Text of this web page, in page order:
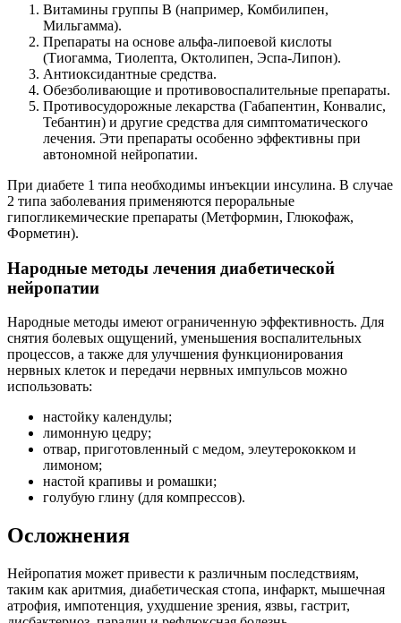
Витамины группы B (например, Комбилипен,
Мильгамма).
Препараты на основе альфа-липоевой кислоты
(Тиогамма, Тиолепта, Октолипен, Эспа-Липон).
Антиоксидантные средства.
Обезболивающие и противовоспалительные препараты.
Противосудорожные лекарства (Габапентин, Конвалис,
Тебантин) и другие средства для симптоматического
лечения. Эти препараты особенно эффективны при
автономной нейропатии.
При диабете 1 типа необходимы инъекции инсулина. В случае
2 типа заболевания применяются пероральные
гипогликемические препараты (Метформин, Глюкофаж,
Форметин).
Народные методы лечения диабетической
нейропатии
Народные методы имеют ограниченную эффективность. Для
снятия болевых ощущений, уменьшения воспалительных
процессов, а также для улучшения функционирования
нервных клеток и передачи нервных импульсов можно
использовать:
настойку календулы;
лимонную цедру;
отвар, приготовленный с медом, элеутерококком и
лимоном;
настой крапивы и ромашки;
голубую глину (для компрессов).
Осложнения
Нейропатия может привести к различным последствиям,
таким как аритмия, диабетическая стопа, инфаркт, мышечная
атрофия, импотенция, ухудшение зрения, язвы, гастрит,